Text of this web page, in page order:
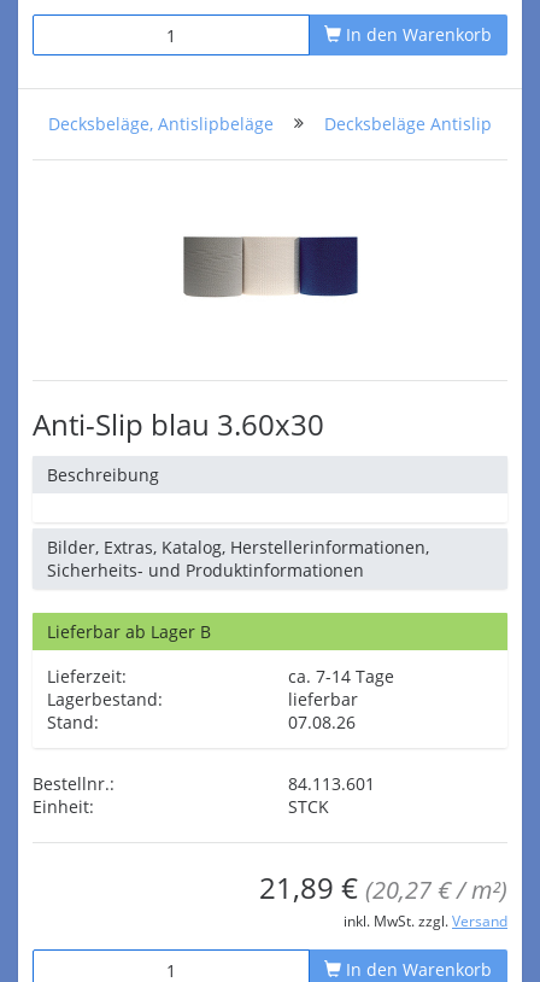
In den Warenkorb
Decksbeläge, Antislipbeläge Decksbeläge Antislip
Anti-Slip blau 3.60x30
Beschreibung
Bilder, Extras, Katalog, Herstellerinformationen,
Sicherheits- und Produktinformationen
Lieferbar ab Lager B
Lieferzeit:
ca. 7-14 Tage
Lagerbestand:
lieferbar
Stand:
07.08.26
Bestellnr.:
84.113.601
Einheit:
STCK
21,89 € (20,27 € / m²)
inkl. MwSt. zzgl. Versand
In den Warenkorb